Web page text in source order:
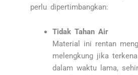
perlu dipertimbangkan:
Tidak Tahan Air
Material ini rentan
melengkung jika
dalam waktu lama,